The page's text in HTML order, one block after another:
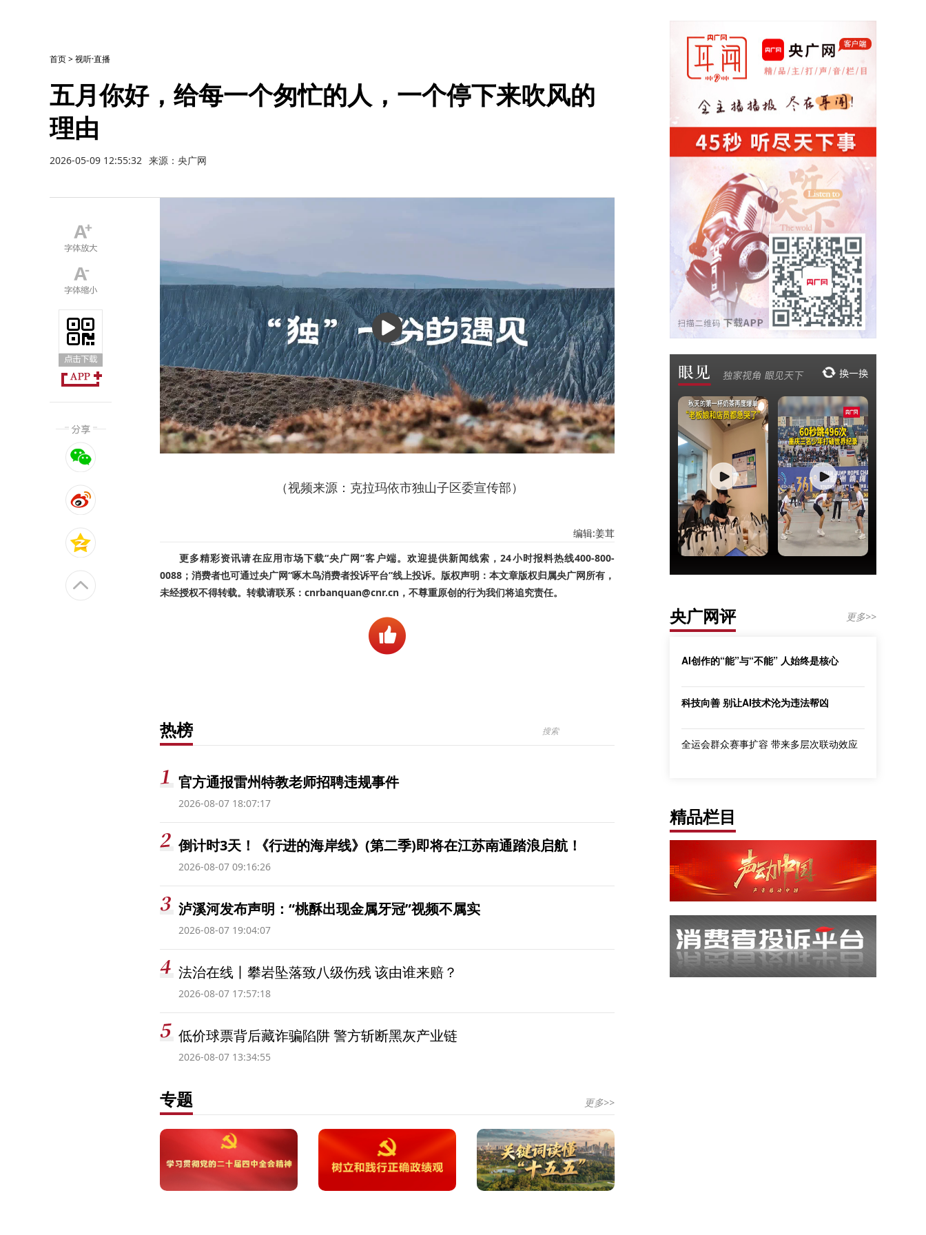
首页>视听·直播
五月你好，给每一个匆忙的人，一个停下来吹风的
理由
2026-05-09 12:55:32 来源：央广网
播
放
（视频来源：克拉玛依市独山子区委宣传部）
编辑:姜茸
更多精彩资讯请在应用市场下载“央广网”客户端。欢迎提供新闻线索，24小时报料热线400-800-
0088；消费者也可通过央广网“啄木鸟消费者投诉平台”线上投诉。版权声明：本文章版权归属央广网所有，
未经授权不得转载。转载请联系：cnrbanquan@cnr.cn，不尊重原创的行为我们将追究责任。
热榜
官方通报雷州特教老师招聘违规事件
2026-08-07 18:07:17
倒计时3天！《行进的海岸线》(第二季)即将在江苏南通踏浪启航！
2026-08-07 09:16:26
泸溪河发布声明：“桃酥出现金属牙冠”视频不属实
2026-08-07 19:04:07
法治在线丨攀岩坠落致八级伤残 该由谁来赔？
2026-08-07 17:57:18
低价球票背后藏诈骗陷阱 警方斩断黑灰产业链
2026-08-07 13:34:55
专题 更多>>
央广网评 更多>>
AI创作的“能”与“不能” 人始终是核心
科技向善 别让AI技术沦为违法帮凶
全运会群众赛事扩容 带来多层次联动效应
精品栏目